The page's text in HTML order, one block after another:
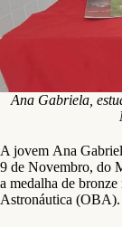
Ana Gabriela,
A jovem Ana
9 de Novembro, do
a medalha de
Astronáutica